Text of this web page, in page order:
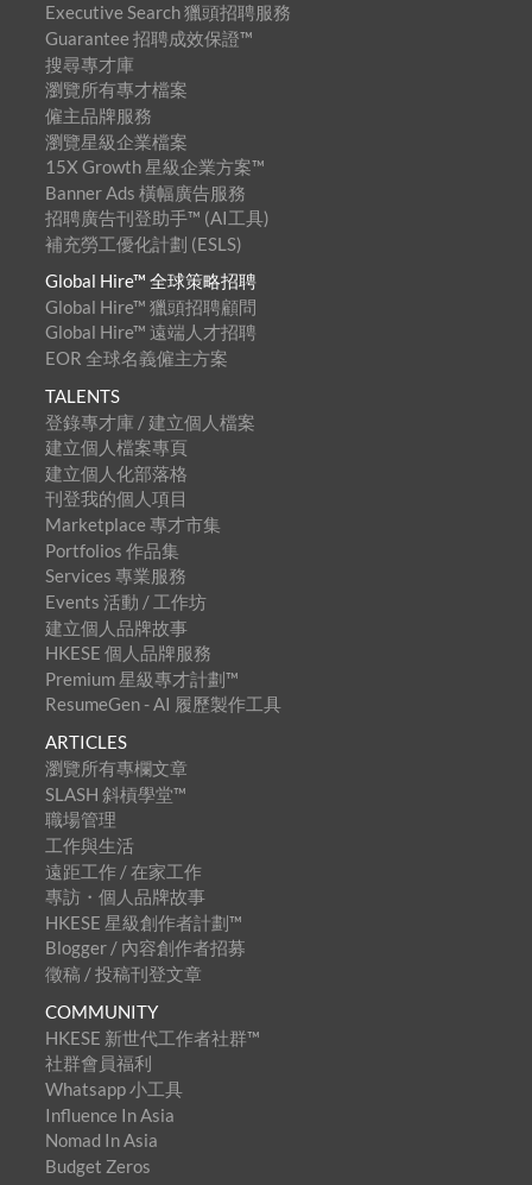
Executive Search 獵頭招聘服務
Guarantee 招聘成效保證™
搜尋專才庫
瀏覽所有專才檔案
僱主品牌服務
瀏覽星級企業檔案
15X Growth 星級企業方案™
Banner Ads 橫幅廣告服務
招聘廣告刊登助手™ (AI工具)
補充勞工優化計劃 (ESLS)
Global Hire™ 全球策略招聘
Global Hire™ 獵頭招聘顧問
Global Hire™ 遠端人才招聘
EOR 全球名義僱主方案
TALENTS
登錄專才庫 / 建立個人檔案
建立個人檔案專頁
建立個人化部落格
刊登我的個人項目
Marketplace 專才市集
Portfolios 作品集
Services 專業服務
Events 活動 / 工作坊
建立個人品牌故事
HKESE 個人品牌服務
Premium 星級專才計劃™
ResumeGen - AI 履歷製作工具
ARTICLES
瀏覽所有專欄文章
SLASH 斜槓學堂™
職場管理
工作與生活
遠距工作 / 在家工作
專訪・個人品牌故事
HKESE 星級創作者計劃™
Blogger / 內容創作者招募
徵稿 / 投稿刊登文章
COMMUNITY
HKESE 新世代工作者社群™
社群會員福利
Whatsapp 小工具
Influence In Asia
Nomad In Asia
Budget Zeros